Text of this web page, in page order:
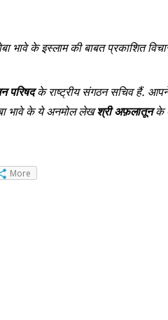
भावे के इस्लाम की बाबत प्रकाशित
परिषदके राष्ट्रीय संगठन सचिव हैं. आपने
भावे के ये अनमोल लेखश्री अफ़लातूनके
More